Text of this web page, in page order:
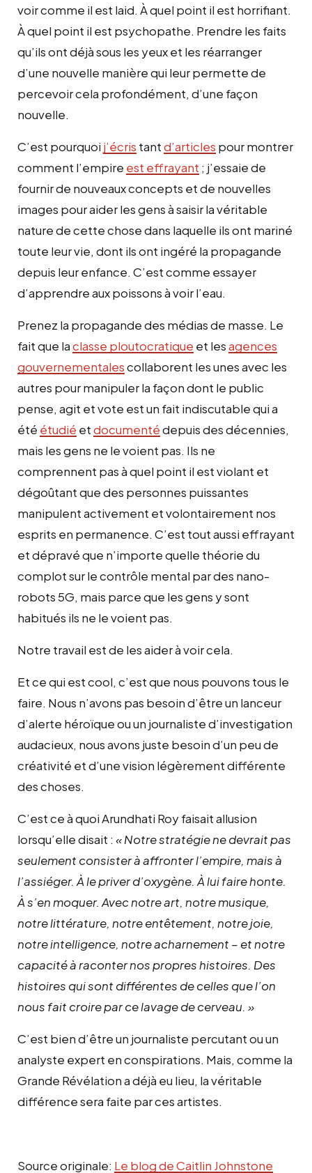
voir comme il est laid. À quel point il est horrifiant.
À quel point il est psychopathe. Prendre les faits
qu’ils ont déjà sous les yeux et les réarranger
d’une nouvelle manière qui leur permette de
percevoir cela profondément, d’une façon
nouvelle.
C’est pourquoi j’écris tantd’articles pour montrer
comment l’empire est effrayant ; j’essaie de
fournir de nouveaux concepts et de nouvelles
images pour aider les gens à saisir la véritable
nature de cette chose dans laquelle ils ont mariné
toute leur vie, dont ils ont ingéré la propagande
depuis leur enfance. C’est comme essayer
d’apprendre aux poissons à voir l’eau.
Prenez la propagande des médias de masse. Le
fait que laclasse ploutocratique et lesagences
gouvernementalescollaborent les unes avec les
autres pour manipuler la façon dont le public
pense, agit et vote est un fait indiscutable qui a
été étudié etdocumentédepuis des décennies,
mais les gens ne le voient pas. Ils ne
comprennent pas à quel point il est violant et
dégoûtant que des personnes puissantes
manipulent activement et volontairement nos
esprits en permanence. C’est tout aussi effrayant
et dépravé que n’importe quelle théorie du
complot sur le contrôle mental par des nano-
robots 5G, mais parce que les gens y sont
habitués ils ne le voient pas.
Notre travail est de les aider à voir cela.
Et ce qui est cool, c’est que nous pouvons tous le
faire. Nous n’avons pas besoin d’être un lanceur
d’alerte héroïque ou un journaliste d’investigation
audacieux, nous avons juste besoin d’un peu de
créativité et d’une vision légèrement différente
des choses.
C’est ce à quoi Arundhati Roy faisait allusion
lorsqu’elle disait : « Notre stratégie ne devrait pas
seulement consister à affronter l’empire, mais à
l’assiéger. À le priver d’oxygène. À lui faire honte.
À s’en moquer. Avec notre art, notre musique,
notre littérature, notre entêtement, notre joie,
notre intelligence, notre acharnement – et notre
capacité à raconter nos propres histoires. Des
histoires qui sont différentes de celles que l’on
nous fait croire par ce lavage de cerveau. »
C’est bien d’être un journaliste percutant ou un
analyste expert en conspirations. Mais, comme la
Grande Révélation a déjà eu lieu, la véritable
différence sera faite par ces artistes.
Source originale: Le blog de Caitlin Johnstone